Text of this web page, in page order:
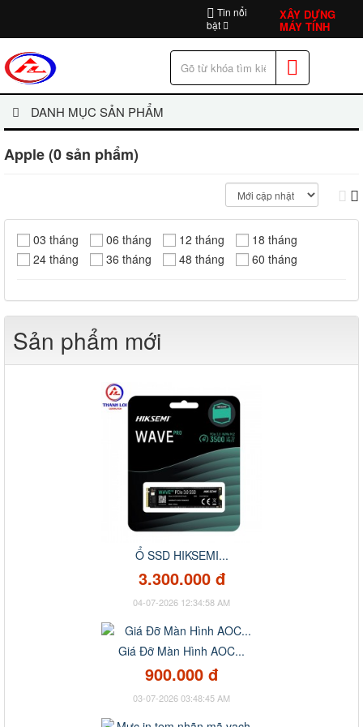
Tin nổi
bật
XÂY DỰNG
MÁY TÍNH
DANH MỤC SẢN PHẨM
Apple (0 sản phẩm)
03 tháng 06 tháng 12 tháng
18 tháng
24 tháng
36 tháng 48 tháng 60 tháng
Sản phẩm mới
Ổ SSD HIKSEMI...
3.300.000 đ
04-07-2026 12:34:58 AM
Giá Đỡ Màn Hình AOC...
900.000 đ
03-07-2026 03:48:45 AM